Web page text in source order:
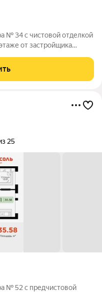
№ 34 с чистовой отделкой
от застройщика
25
№ 52 с предчистовой